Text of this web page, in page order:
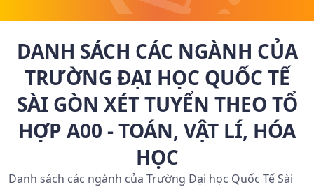
DANH SÁCH CÁC NGÀNH CỦA
TRƯỜNG ĐẠI HỌC QUỐC TẾ
SÀI GÒN XÉT TUYỂN THEO TỔ
HỢP A00 - TOÁN, VẬT LÍ, HÓA
HỌC
Danh sách các ngành của Trường Đại học Quốc Tế Sài